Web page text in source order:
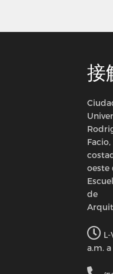
接
Facio,
oeste
de
L-
a.m.